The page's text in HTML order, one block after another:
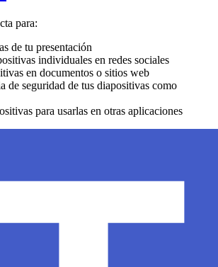
para:
de tu presentación
individuales en redes sociales
en documentos o sitios web
de seguridad de tus diapositivas como
para usarlas en otras aplicaciones